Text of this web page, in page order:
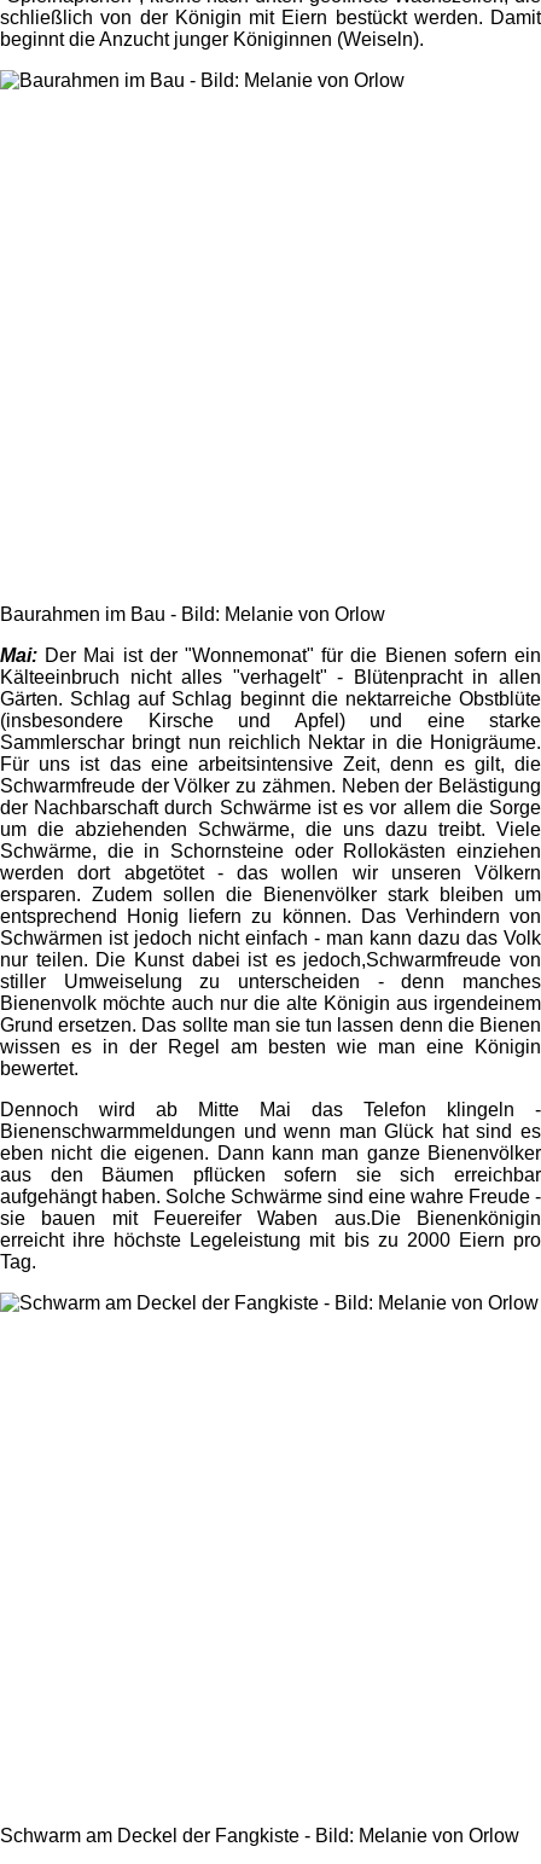
schließlich von der Königin mit Eiern bestückt werden. Damit
beginnt die Anzucht junger Königinnen (Weiseln).
Baurahmen im Bau - Bild: Melanie von Orlow
Mai: Der Mai ist der "Wonnemonat" für die Bienen sofern ein
Kälteeinbruch nicht alles "verhagelt" - Blütenpracht in allen
Gärten. Schlag auf Schlag beginnt die nektarreiche Obstblüte
(insbesondere Kirsche und Apfel) und eine starke
Sammlerschar bringt nun reichlich Nektar in die Honigräume.
Für uns ist das eine arbeitsintensive Zeit, denn es gilt, die
Schwarmfreude der Völker zu zähmen. Neben der Belästigung
der Nachbarschaft durch Schwärme ist es vor allem die Sorge
um die abziehenden Schwärme, die uns dazu treibt. Viele
Schwärme, die in Schornsteine oder Rollokästen einziehen
werden dort abgetötet - das wollen wir unseren Völkern
ersparen. Zudem sollen die Bienenvölker stark bleiben um
entsprechend Honig liefern zu können. Das Verhindern von
Schwärmen ist jedoch nicht einfach - man kann dazu das Volk
nur teilen. Die Kunst dabei ist es jedoch,Schwarmfreude von
stiller Umweiselung zu unterscheiden - denn manches
Bienenvolk möchte auch nur die alte Königin aus irgendeinem
Grund ersetzen. Das sollte man sie tun lassen denn die Bienen
wissen es in der Regel am besten wie man eine Königin
bewertet.
Dennoch wird ab Mitte Mai das Telefon klingeln -
Bienenschwarmmeldungen und wenn man Glück hat sind es
eben nicht die eigenen. Dann kann man ganze Bienenvölker
aus den Bäumen pflücken sofern sie sich erreichbar
aufgehängt haben. Solche Schwärme sind eine wahre Freude -
sie bauen mit Feuereifer Waben aus.Die Bienenkönigin
erreicht ihre höchste Legeleistung mit bis zu 2000 Eiern pro
Tag.
Schwarm am Deckel der Fangkiste - Bild: Melanie von Orlow